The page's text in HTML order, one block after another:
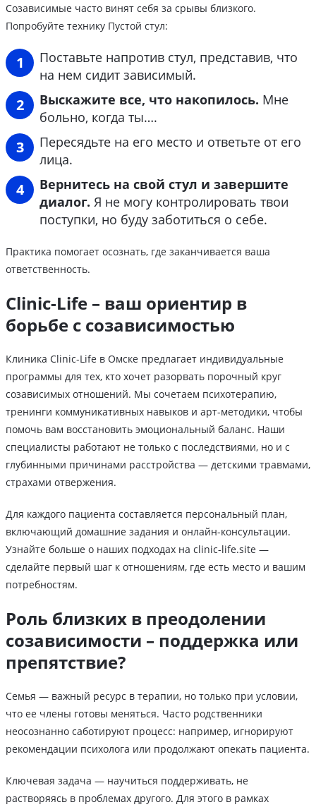
Созависимые часто винят себя за срывы близкого.
Попробуйте технику Пустой стул:
Поставьте напротив стул, представив, что
на нем сидит зависимый.
Выскажите все, что накопилось. Мне
больно, когда ты….
Пересядьте на его место и ответьте от его
лица.
Вернитесь на свой стул и завершите
диалог. Я не могу контролировать твои
поступки, но буду заботиться о себе.
Практика помогает осознать, где заканчивается ваша
ответственность.
Clinic-Life – ваш ориентир в
борьбе с созависимостью
Клиника Clinic-Life в Омске предлагает индивидуальные
программы для тех, кто хочет разорвать порочный круг
созависимых отношений. Мы сочетаем психотерапию,
тренинги коммуникативных навыков и арт-методики, чтобы
помочь вам восстановить эмоциональный баланс. Наши
специалисты работают не только с последствиями, но и с
глубинными причинами расстройства — детскими травмами,
страхами отвержения.
Для каждого пациента составляется персональный план,
включающий домашние задания и онлайн-консультации.
Узнайте больше о наших подходах на clinic-life.site —
сделайте первый шаг к отношениям, где есть место и вашим
потребностям.
Роль близких в преодолении
созависимости – поддержка или
препятствие?
Семья — важный ресурс в терапии, но только при условии,
что ее члены готовы меняться. Часто родственники
неосознанно саботируют процесс: например, игнорируют
рекомендации психолога или продолжают опекать пациента.
Ключевая задача — научиться поддерживать, не
растворяясь в проблемах другого. Для этого в рамках